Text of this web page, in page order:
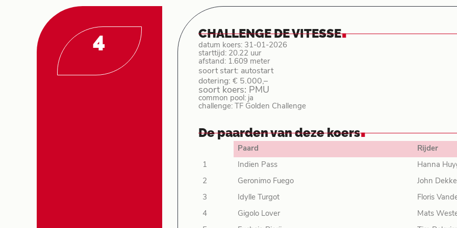
4 CHALLENGE DE VITESSE.
datum koers: 31-01-2026
starttijd: 20.22 uur
afstand: 1.609 meter
soort start: autostart
dotering: € 5.000,–
soort koers: PMU
common pool: ja
challenge: TF Golden Challenge
De paarden van deze koers.
Paard Rijder
1 Indien Pass Hanna
2 Geronimo Fuego John
3 Idylle Turgot Floris
4 Gigolo Lover Mats